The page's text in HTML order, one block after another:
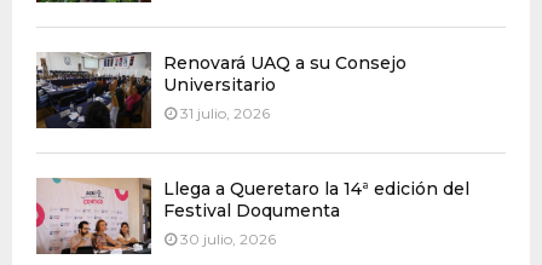
Renovará UAQ a su Consejo
Universitario
31 julio, 2026
Llega a Queretaro la 14ª edición del
Festival Doqumenta
30 julio, 2026